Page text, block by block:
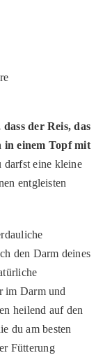
der Reis, das
in einem Topf mit
darfst eine kleine
entgleisten
den Darm deines
im Darm und
heilend auf den
du am besten
Fütterung